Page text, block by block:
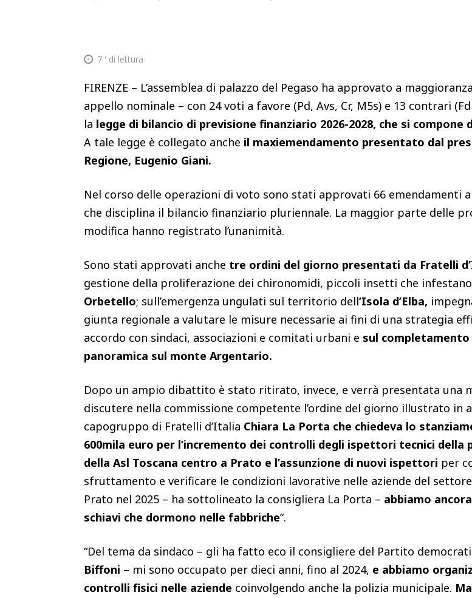
7 ' di lettura
FIRENZE – L’assemblea di palazzo del Pegaso ha approvato a
appello nominale – con 24 voti a favore (Pd, Avs, Cr, M5s) e 13 contrari
la legge di bilancio di previsione finanziario 2026-2028, che si compone
A tale legge è collegato anche il maxiemendamento presentato dal
Regione, Eugenio Giani.
Nel corso delle operazioni di voto sono stati approvati 66 emendamenti
che disciplina il bilancio finanziario pluriennale. La maggior parte delle
modifica hanno registrato l’unanimità.
Sono stati approvati anche tre ordini del giorno presentati da Fratelli
gestione della proliferazione dei chironomidi, piccoli insetti che
Orbetello; sull’emergenza ungulati sul territorio dell’Isola d’Elba,
giunta regionale a valutare le misure necessarie ai fini di una strategia
accordo con sindaci, associazioni e comitati urbani e sul
panoramica sul monte Argentario.
Dopo un ampio dibattito è stato ritirato, invece, e verrà presentata una
discutere nella commissione competente l’ordine del giorno illustrato in
capogruppo di Fratelli d’Italia Chiara La Porta che chiedeva lo
600mila euro per l’incremento dei controlli degli ispettori tecnici della
della Asl Toscana centro a Prato e l’assunzione di nuovi ispettori per
sfruttamento e verificare le condizioni lavorative nelle aziende del settore
Prato nel 2025 – ha sottolineato la consigliera La Porta – abbiamo
schiavi che dormono nelle fabbriche”.
“Del tema da sindaco – gli ha fatto eco il consigliere del Partito
Biffoni – mi sono occupato per dieci anni, fino al 2024, e abbiamo
controlli fisici nelle aziende coinvolgendo anche la polizia municipale.